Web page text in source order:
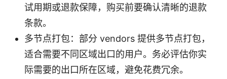
试用期或退款保障，购买前要确认清晰的退款
条款。
多节点打包：部分 vendors 提供多节点打包，
适合需要不同区域出口的用户。务必评估你实
际需要的出口所在区域，避免花费冗余。